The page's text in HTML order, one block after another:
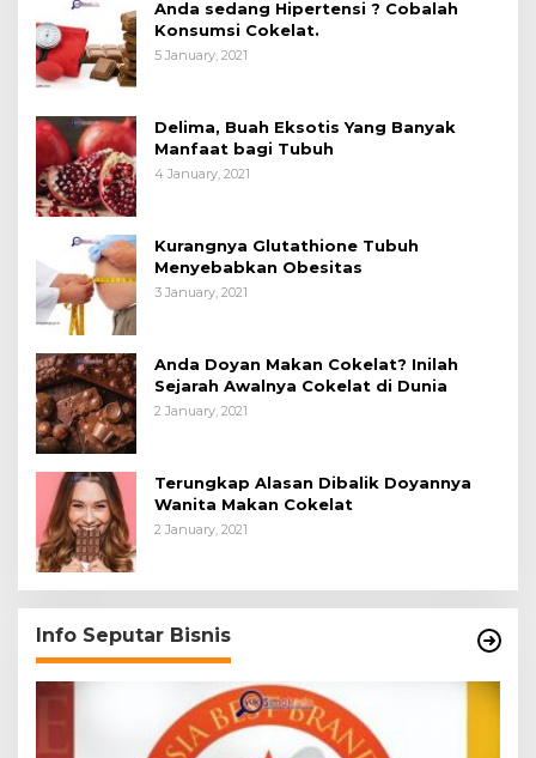
Anda sedang Hipertensi ? Cobalah
Konsumsi Cokelat.
5 January, 2021
Delima, Buah Eksotis Yang Banyak
Manfaat bagi Tubuh
4 January, 2021
Kurangnya Glutathione Tubuh
Menyebabkan Obesitas
3 January, 2021
Anda Doyan Makan Cokelat? Inilah
Sejarah Awalnya Cokelat di Dunia
2 January, 2021
Terungkap Alasan Dibalik Doyannya
Wanita Makan Cokelat
2 January, 2021
Info Seputar Bisnis